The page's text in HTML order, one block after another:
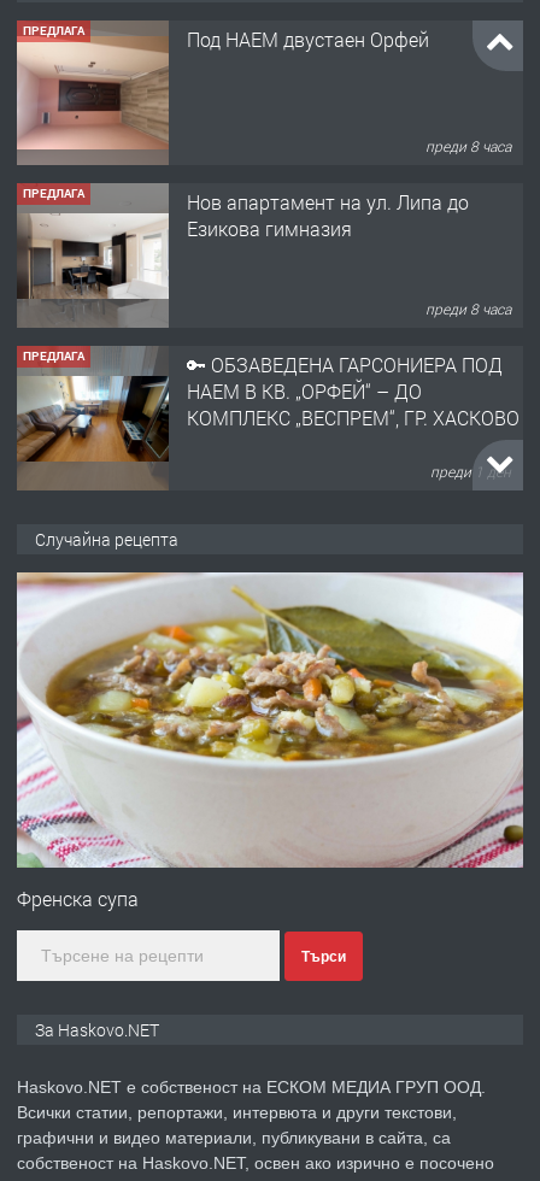
ПРЕДЛАГА
Нов апартамент на ул. Липа до
преди 8 часа
ПРЕДЛАГА
🔑 ОБЗАВЕДЕНА ГАРСОНИЕРА ПОД
НАЕМ В КВ. „ОРФЕЙ“ – ДО
преди 1 ден
ПРЕДЛАГА
НАПЪЛНО ОБЗАВЕДЕН И
ОБОРУДВАН ТРИСТАЕН
АПАРТАМЕНТ В ЦЕНТЪРА НА ГР.
преди 2 дни
преди 2 дни
ПРЕДЛАГА
№4120 Магазин/Офис под наем в кв.
Любен Каравелов, Хасково-близо до
градската градина!
преди 2 дни
ПРЕДЛАГА
ПРОСТОРЕН ТРИСТАЕН
преди 3 дни
ПРЕДЛАГА
Случайна рецепта
Френска супа
Търси
За Haskovo.NET
Haskovo.NET е собственост на ЕСКОМ МЕДИА ГРУП ООД.
Всички статии, репортажи, интервюта и други текстови,
графични и видео материали, публикувани в сайта, са
собственост на Haskovo.NET, освен ако изрично е посочено